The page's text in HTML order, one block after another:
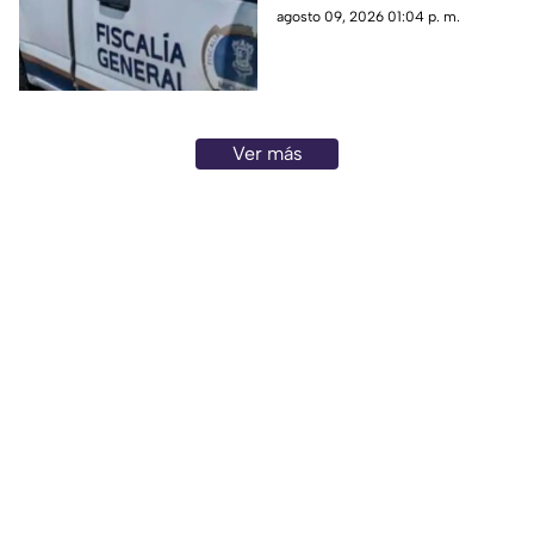
complexión robusta y vestía
agosto 09, 2026 01:04 p. m.
Ver más